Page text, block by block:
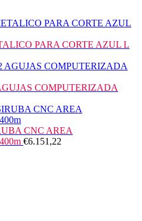
PARA CORTE AZUL L
COMPUTERIZADA
CNC AREA
€6.151,22